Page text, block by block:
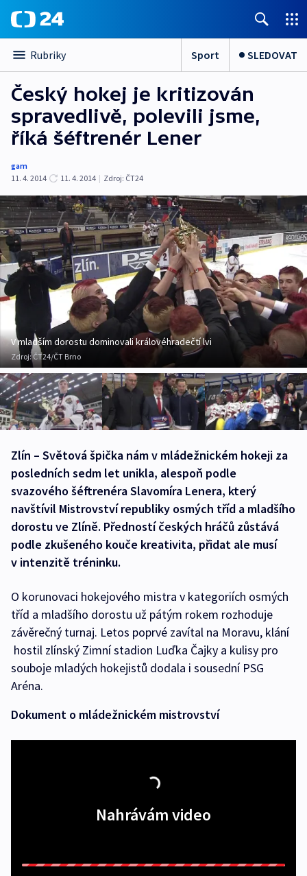
Rubriky Sport SLEDOVAT
Český hokej je kritizován
spravedlivě, polevili jsme,
říká šéftrenér Lener
gam
11. 4. 2014
11. 4. 2014 | Zdroj: ČT24
V mladším dorostu dominovali královéhradečtí lvi
Zdroj:ČT24/ČT Brno
Zlín – Světová špička nám v mládežnickém hokeji za
posledních sedm let unikla, alespoň podle
svazového šéftrenéra Slavomíra Lenera, který
navštívil Mistrovství republiky osmých tříd a mladšího
dorostu ve Zlíně. Předností českých hráčů zůstává
podle zkušeného kouče kreativita, přidat ale musí
v intenzitě tréninku.
O korunovaci hokejového mistra v kategoriích osmých
tříd a mladšího dorostu už pátým rokem rozhoduje
závěrečný turnaj. Letos poprvé zavítal na Moravu, klání
hostil zlínský Zimní stadion Luďka Čajky a kulisy pro
souboje mladých hokejistů dodala i sousední PSG
Aréna.
Dokument o mládežnickém mistrovství
Nahrávám video